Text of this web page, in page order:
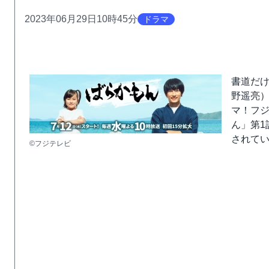
2023年06月29日10時45分 ドラマ
©フジテレビ
書道だ
野遥亮
マ！フ
ん」第1
されて